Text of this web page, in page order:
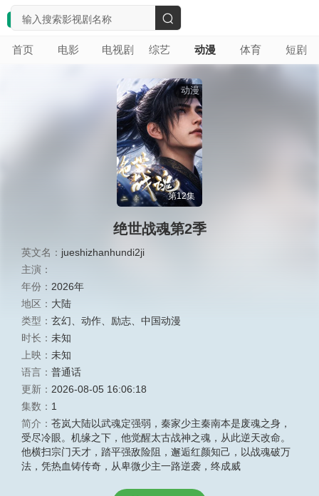
首页 电影 电视剧 综艺 动漫 体育 短剧
搜
索
动漫
第12集
绝世战魂第2季
英文名： jueshizhanhundi2ji
主演：
年份： 2026年
地区： 大陆
类型： 玄幻 动作 励志
中国动漫
时长： 未知
上映： 未知
语言： 普通话
更新： 2026-08-05 16:06:18
集数： 1
简介： 苍岚大陆以武魂定强弱，秦家少主秦南本是废魂之身，
受尽冷眼。机缘之下，他觉醒太古战神之魂，从此逆天改命。
他横扫宗门天才，踏平强敌险阻，邂逅红颜知己，以战魂破万
法，凭热血铸传奇，从卑微少主一路逆袭，终成威